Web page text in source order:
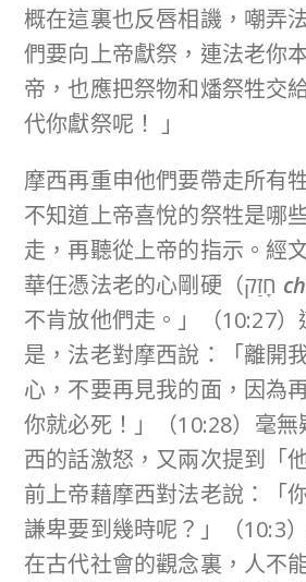
概在這裏也反唇相譏，嘲弄
們要向上帝獻祭，連法老你
帝，也應把祭物和燔祭牲交
代你獻祭呢！ 」
摩西再重申他們要帶走所有
不知道上帝喜悅的祭牲是哪
走，再聽從上帝的指示。經
華任憑法老的心剛硬（חָזַק
不肯放他們走。」（10:27
是，法老對摩西說：「離開
心，不要再見我的面，因為
你就必死！」（10:28）毫
西的話激怒，又兩次提到「
前上帝藉摩西對法老說：「
謙卑要到幾時呢？」（10:3
在古代社會的觀念裏，人不